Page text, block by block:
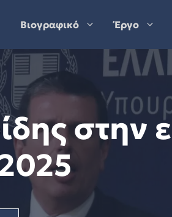
Βιογραφικό Έργο
στην